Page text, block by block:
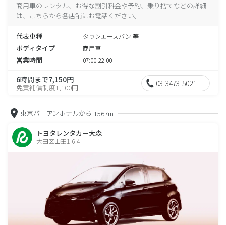
商用車のレンタル、お得な割引料金や予約、乗り捨てなどの詳細
は、こちらから各店舗にお電話ください。
代表車種 タウンエースバン 等
ボディタイプ 商用車
営業時間 07:00-22:00
6時間まで7,150円
免責補償制度1,100円 03-3473-5021
東京バニアンホテルから 1567m
トヨタレンタカー大森
大田区山王1-6-4